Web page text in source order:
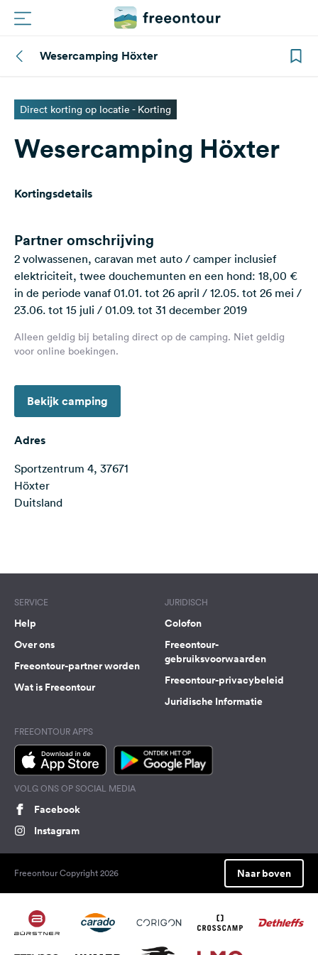
Campings
Magazine
Inloggen
Nieuwsbrief
Vragen &
Feedback
Volg
op
media
Facebook
Wesercamping Höxter
Direct korting op locatie - Korting
Wesercamping Höxter
Kortingsdetails
Partner omschrijving
2 volwassenen, caravan met auto / camper inclusief
elektriciteit, twee douchemunten en een hond: 18,00 €
in de periode vanaf 01.01. tot 26 april / 12.05. tot 26 mei /
23.06. tot 15 juli / 01.09. tot 31 december 2019
Alleen geldig bij betaling direct op de camping. Niet geldig
voor online boekingen.
Bekijk camping
Adres
Sportzentrum 4, 37671
Höxter
Duitsland
SERVICE
Help
Over ons
Freeontour-partner worden
Wat is Freeontour
JURIDISCH
Colofon
Freeontour-
gebruiksvoorwaarden
Freeontour-privacybeleid
Juridische Informatie
FREEONTOUR APPS
VOLG ONS OP SOCIAL MEDIA
Facebook
Instagram
Freeontour Copyright 2026 Naar boven